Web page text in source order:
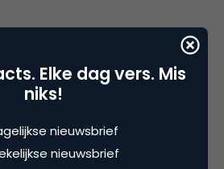
Zorgen we voor vooruitgang
voor verschraling?
Elke dag vers. Mis
niks!
nieuwsbrief
nieuwsbrief